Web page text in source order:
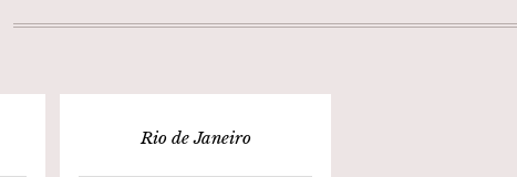
Rio de Janeiro